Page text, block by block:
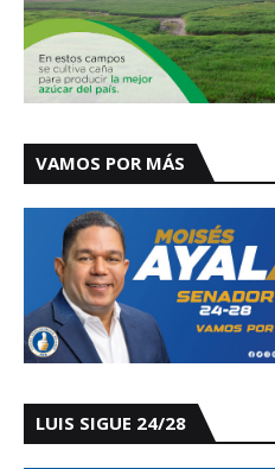
VAMOS POR MÁS
LUIS SIGUE 24/28